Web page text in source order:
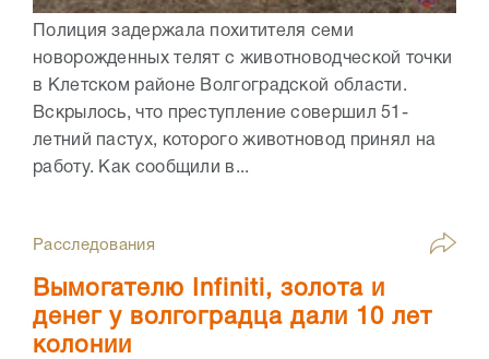
Полиция задержала похитителя семи
новорожденных телят с животноводческой точки
в Клетском районе Волгоградской области.
Вскрылось, что преступление совершил 51-
летний пастух, которого животновод принял на
работу. Как сообщили в...
Расследования
Вымогателю Infiniti, золота и
денег у волгоградца дали 10 лет
колонии